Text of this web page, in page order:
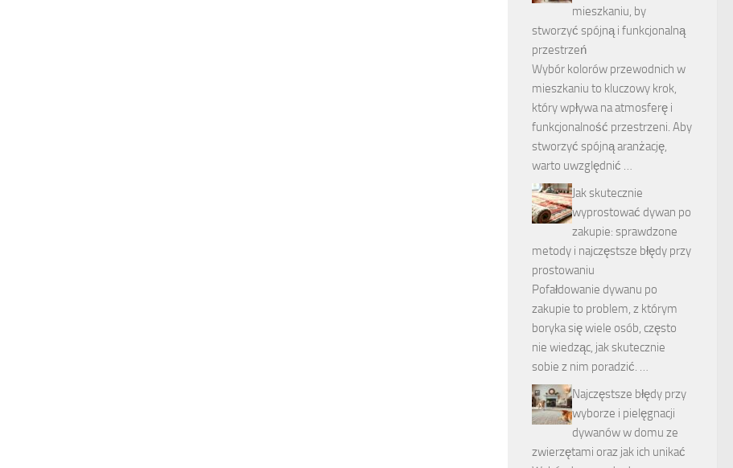
mieszkaniu, by
stworzyć spójną i funkcjonalną
przestrzeń
Wybór kolorów przewodnich w
mieszkaniu to kluczowy krok,
który wpływa na atmosferę i
funkcjonalność przestrzeni. Aby
stworzyć spójną aranżację,
warto uwzględnić …
Jak skutecznie
wyprostować dywan po
zakupie: sprawdzone
metody i najczęstsze błędy przy
prostowaniu
Pofałdowanie dywanu po
zakupie to problem, z którym
boryka się wiele osób, często
nie wiedząc, jak skutecznie
sobie z nim poradzić. …
Najczęstsze błędy przy
wyborze i pielęgnacji
dywanów w domu ze
zwierzętami oraz jak ich unikać